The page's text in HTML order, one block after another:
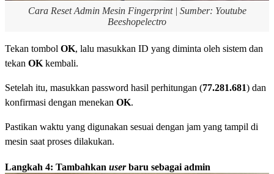
Cara Reset Admin Mesin Fingerprint | Sumber: Youtube
Beeshopelectro
Tekan tombol OK, lalu masukkan ID yang diminta oleh sistem dan
tekan OK kembali.
Setelah itu, masukkan password hasil perhitungan (77.281.681) dan
konfirmasi dengan menekan OK.
Pastikan waktu yang digunakan sesuai dengan jam yang tampil di
mesin saat proses dilakukan.
Langkah 4: Tambahkan userbaru sebagai admin